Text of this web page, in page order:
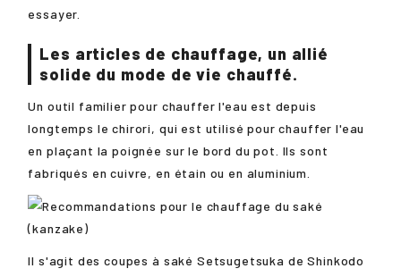
essayer.
Les articles de chauffage, un allié
solide du mode de vie chauffé.
Un outil familier pour chauffer l'eau est depuis
longtemps le chirori, qui est utilisé pour chauffer l'eau
en plaçant la poignée sur le bord du pot. Ils sont
fabriqués en cuivre, en étain ou en aluminium.
Il s'agit des coupes à saké Setsugetsuka de Shinkodo